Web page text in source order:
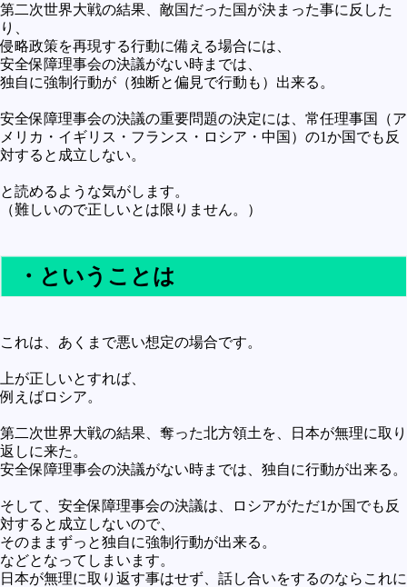
第二次世界大戦の結果、敵国だった国が決まった事に反した
り、
侵略政策を再現する行動に備える場合には、
安全保障理事会の決議がない時までは、
独自に強制行動が（独断と偏見で行動も）出来る。
安全保障理事会の決議の重要問題の決定には、常任理事国（ア
メリカ・イギリス・フランス・ロシア・中国）の1か国でも反
対すると成立しない。
と読めるような気がします。
（難しいので正しいとは限りません。）
・ということは
これは、あくまで悪い想定の場合です。
上が正しいとすれば、
例えばロシア。
第二次世界大戦の結果、奪った北方領土を、日本が無理に取り
返しに来た。
安全保障理事会の決議がない時までは、独自に行動が出来る。
そして、安全保障理事会の決議は、ロシアがただ1か国でも反
対すると成立しないので、
そのままずっと独自に強制行動が出来る。
などとなってしまいます。
日本が無理に取り返す事はせず、話し合いをするのならこれに